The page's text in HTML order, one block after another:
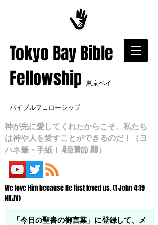
​Tokyo Bay Bible
Fellowship 東京ベイ
バイブルフェローシップ
神が先に愛してくれたからこそ、私たち
は神や人を愛すことができるのだ！（ヨ
ハネ筆・手紙Ⅰ 4章19節 AB）
We love Him because He first loved us. (1 John 4:19
NKJV)
「今日の聖書の御言葉」に登録して、メ